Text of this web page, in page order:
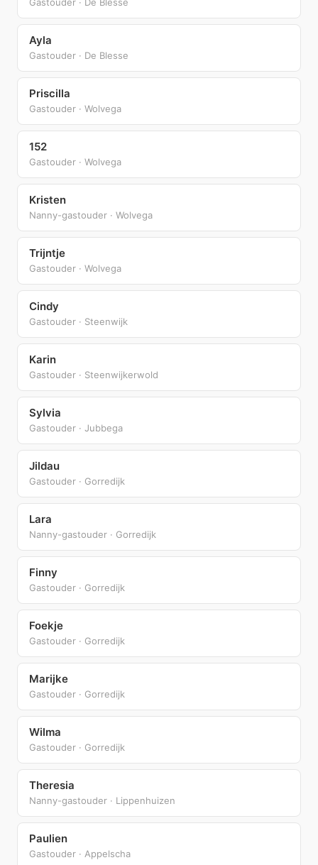
Ayla
Gastouder · De Blesse
Priscilla
Gastouder · Wolvega
152
Gastouder · Wolvega
Kristen
Nanny-gastouder · Wolvega
Trijntje
Gastouder · Wolvega
Cindy
Gastouder · Steenwijk
Karin
Gastouder · Steenwijkerwold
Sylvia
Gastouder · Jubbega
Jildau
Gastouder · Gorredijk
Lara
Nanny-gastouder · Gorredijk
Finny
Gastouder · Gorredijk
Foekje
Gastouder · Gorredijk
Marijke
Gastouder · Gorredijk
Wilma
Gastouder · Gorredijk
Theresia
Nanny-gastouder · Lippenhuizen
Paulien
Gastouder · Appelscha